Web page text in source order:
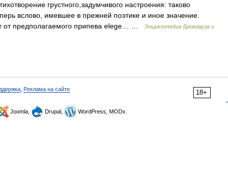
грустного,задумчивого настроения: таково
вслово, имевшее в прежней поэтике и иное значение.
от предполагаемого припева elege… …
Энциклопедия Брокгауза и
18+
Реклама на сайте
Joomla, Drupal, WordPress, MODx.